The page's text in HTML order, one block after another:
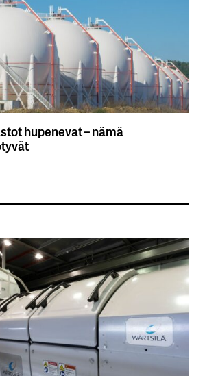
hupenevat – nämä